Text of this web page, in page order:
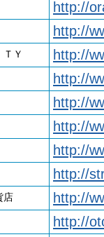
http://
http://
Ｙ http://
http://
http://
http://
http://
http://
店 http://
http://